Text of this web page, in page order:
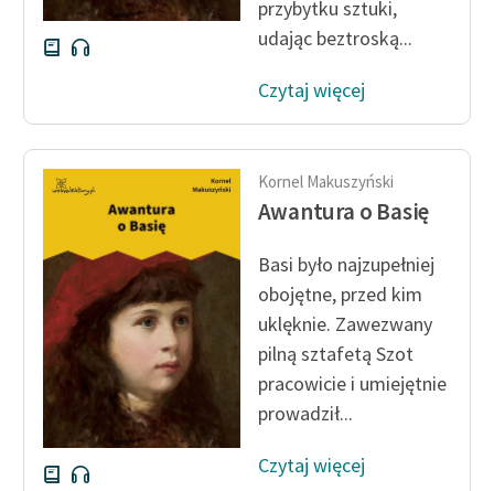
przybytku sztuki,
udając beztroską...
Czytaj więcej
Kornel Makuszyński
Awantura o Basię
Basi było najzupełniej
obojętne, przed kim
uklęknie. Zawezwany
pilną sztafetą Szot
pracowicie i umiejętnie
prowadził...
Czytaj więcej